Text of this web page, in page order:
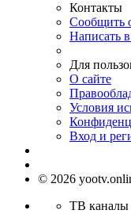
Контакты
Сообщить
Написать
Для
О сайте
Условия
Вход и
© 2026
ТВ каналы